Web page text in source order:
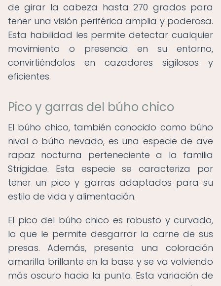
de girar la cabeza hasta 270 grados para
tener una visión periférica amplia y poderosa.
Esta habilidad les permite detectar cualquier
movimiento o presencia en su entorno,
convirtiéndolos en cazadores sigilosos y
eficientes.
Pico y garras del búho chico
El búho chico, también conocido como búho
nival o búho nevado, es una especie de ave
rapaz nocturna perteneciente a la familia
Strigidae. Esta especie se caracteriza por
tener un pico y garras adaptados para su
estilo de vida y alimentación.
El pico del búho chico es robusto y curvado,
lo que le permite desgarrar la carne de sus
presas. Además, presenta una coloración
amarilla brillante en la base y se va volviendo
más oscuro hacia la punta. Esta variación de